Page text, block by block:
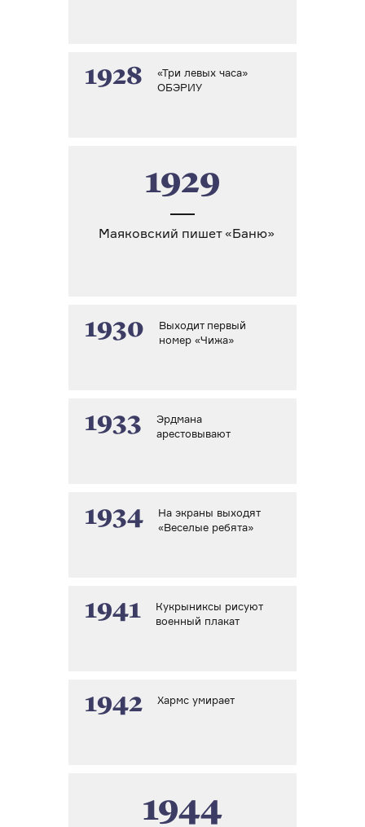
1928
«Три левых часа»
ОБЭРИУ
1929
Маяковский пишет «Баню»
1930
Выходит первый
номер «Чижа»
1933
Эрдмана
арестовывают
1934
На экраны выходят
«Веселые ребята»
1941
Кукрыниксы рисуют
военный плакат
1942 Хармс умирает
1944